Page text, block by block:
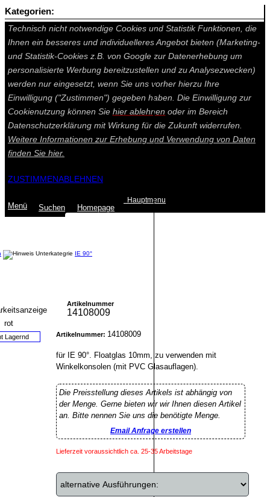
Auf dieser Seite werden technisch notwendige Cookies gesetzt.
Technisch nicht notwendige Cookies und Statistik Funktionen, die
Ihnen ein besseres und individuelleres Angebot bieten (Marketing-
und Statistik-Cookies z.B. von Google zur Datenerhebung um
personalisierte Werbung bereitzustellen und zu Analysezwecken)
werden nur eingesetzt, wenn Sie uns vorher hierzu Ihre
Einwilligung ("Zustimmen") gegeben haben. Die Einwilligung zur
Cookienutzung können Sie hier ablehnen oder im Bereich
Datenschutzerklärung mit Wirkung für die Zukunft widerrufen.
Weitere Informationen zur Erhebung und Verwendung von Daten
finden Sie hier.
ZUSTIMMENABLEHNEN
Menü Suchen Homepage
Hauptmenu
IE 90°
Lagernd
Artikelnummer
14108009
Artikelnummer: 14108009
für IE 90°. Floatglas 10mm, zu verwenden mit
Winkelkonsolen (mit PVC Glasauflagen).
Die Preisstellung dieses Artikels ist abhängig von
der Menge. Gerne bieten wir wir Ihnen diesen Artikel
an. Bitte nennen Sie uns die benötigte Menge.
Email Anfrage erstellen
Lieferzeit voraussichtlich ca. 25-35 Arbeitstage
Kategorien: